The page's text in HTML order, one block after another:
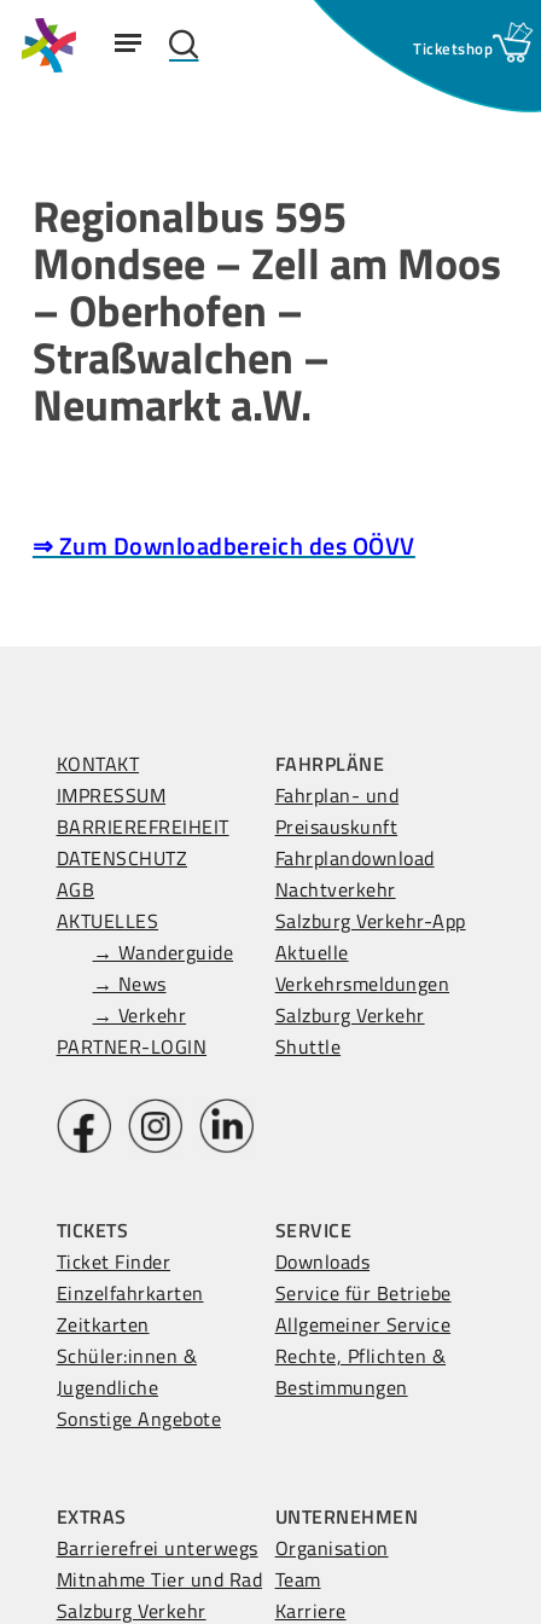
Skip
mainSuchfeld: search
Menu
Regionalbus 595
Mondsee – Zell am Moos
– Oberhofen –
Straßwalchen –
Neumarkt a.W.
⇒ Zum Downloadbereich des OÖVV
KONTAKT
IMPRESSUM
BARRIEREFREIHEIT
DATENSCHUTZ
AGB
AKTUELLES
→ Wanderguide
→ News
→ Verkehr
PARTNER-LOGIN
FAHRPLÄNE
Fahrplan- und
Preisauskunft
Fahrplandownload
Nachtverkehr
Salzburg Verkehr-App
Aktuelle
Verkehrsmeldungen
Salzburg Verkehr
Shuttle
TICKETS
Ticket Finder
Einzelfahrkarten
Zeitkarten
Schüler:innen &
Jugendliche
Sonstige Angebote
SERVICE
Downloads
Service für Betriebe
Allgemeiner Service
Rechte, Pflichten &
Bestimmungen
EXTRAS
Barrierefrei unterwegs
Mitnahme Tier und Rad
Salzburg Verkehr
UNTERNEHMEN
Organisation
Team
Karriere